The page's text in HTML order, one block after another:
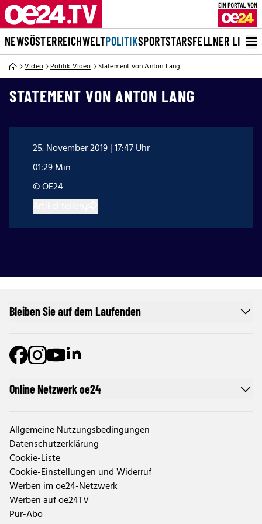
NEWSÖSTERREICHWELTPOLITIKSPORTSTARSFELLNER LIVE
Video Politik Video Statement von Anton Lang
STATEMENT VON ANTON LANG
25. November 2019 | 17:47 Uhr
01:29 Min
© OE24
Online Netzwerk oe24
Allgemeine Nutzungsbedingungen
Datenschutzerklärung
Cookie-Liste
Cookie-Einstellungen und Widerruf
Werben im oe24-Netzwerk
Werben auf oe24TV
Pur-Abo
Bleiben Sie auf dem Laufenden